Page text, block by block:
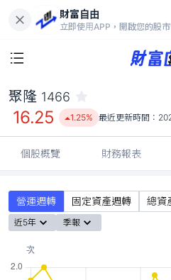
財富自由
立即使用APP，開啟您的股市
16.25
聚隆 1466
16.25 1.25% 最近更新時間：
個股概覽 財務報表
營運週轉 固定資產週轉 總資
近5年 季報